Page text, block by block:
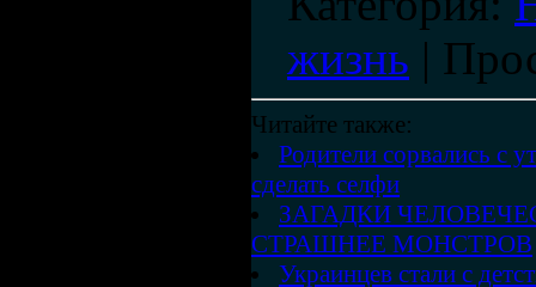
жизнь |
Читайте также:
Родители сорвались с
сделать селфи
ЗАГАДКИ
СТРАШНЕЕ МОНСТРОВ
Украинцев стали с